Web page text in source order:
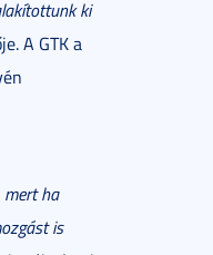
ki
A GTK a
mert ha
is